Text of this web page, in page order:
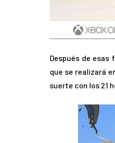
Después de esas
que se realizará
suerte con los 21